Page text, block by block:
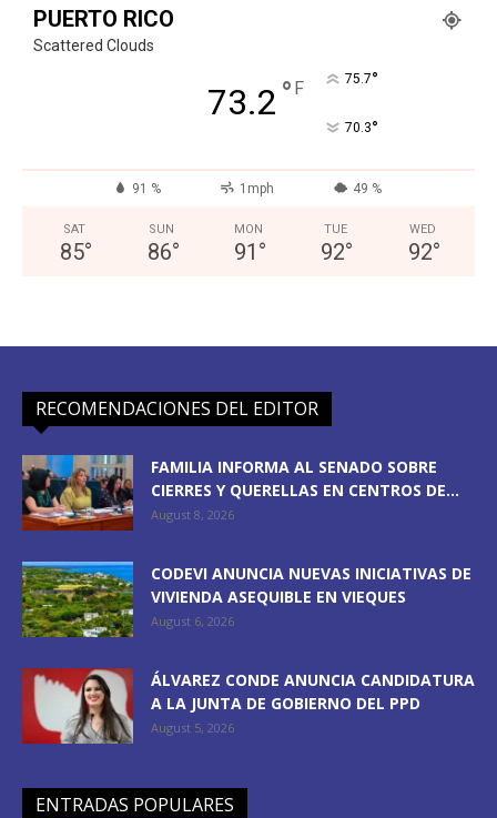
PUERTO RICO
Scattered Clouds
73.2 ° F 75.7°
70.3°
91 % 1mph 49 %
SAT
85°
SUN
86°
MON
91 °
TUE
92°
WED
92°
RECOMENDACIONES DEL EDITOR
FAMILIA INFORMA AL SENADO SOBRE
CIERRES Y QUERELLAS EN CENTROS DE...
August 8, 2026
CODEVI ANUNCIA NUEVAS INICIATIVAS DE
VIVIENDA ASEQUIBLE EN VIEQUES
August 6, 2026
ÁLVAREZ CONDE ANUNCIA CANDIDATURA
A LA JUNTA DE GOBIERNO DEL PPD
August 5, 2026
ENTRADAS POPULARES